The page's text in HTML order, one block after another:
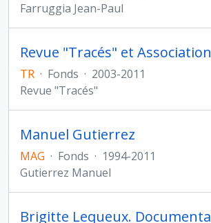
Farruggia Jean-Paul
Revue "Tracés" et Association
TR · Fonds · 2003-2011
Revue "Tracés"
Manuel Gutierrez
MAG · Fonds · 1994-2011
Gutierrez Manuel